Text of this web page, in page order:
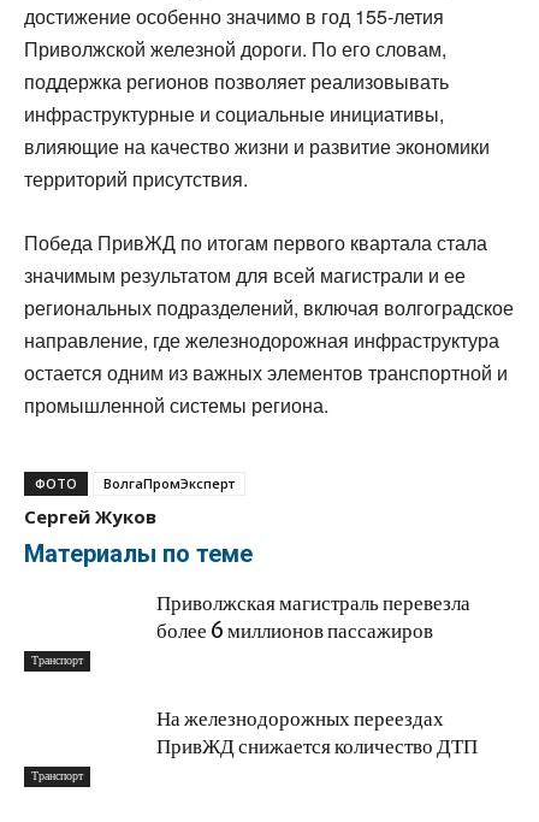
достижение особенно значимо в год 155-летия
Приволжской железной дороги. По его словам,
поддержка регионов позволяет реализовывать
инфраструктурные и социальные инициативы,
влияющие на качество жизни и развитие экономики
территорий присутствия.
Победа ПривЖД по итогам первого квартала стала
значимым результатом для всей магистрали и ее
региональных подразделений, включая волгоградское
направление, где железнодорожная инфраструктура
остается одним из важных элементов транспортной и
промышленной системы региона.
ФОТО ВолгаПромЭксперт
Сергей Жуков
Материалы по теме
Транспорт
Приволжская магистраль перевезла
более 6 миллионов пассажиров
Транспорт
На железнодорожных переездах
ПривЖД снижается количество ДТП